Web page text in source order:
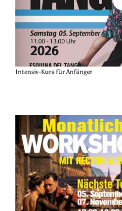
Intensiv-Kurs für Anfänger